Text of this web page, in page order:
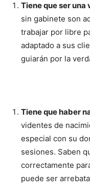
Tiene que ser
sin gabinete son
trabajar por libre
adaptado a sus
guiarán por la
Tiene que haber
videntes de
especial con su
sesiones. Saben
correctamente
puede ser